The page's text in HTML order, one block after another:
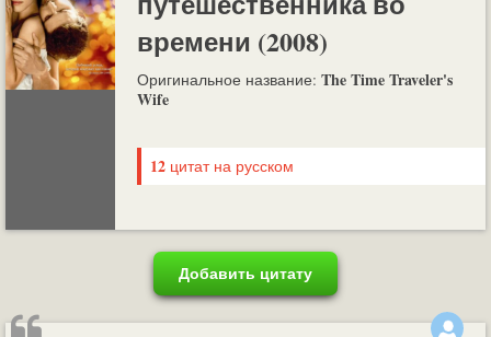
времени (2008)
Оригинальное название: The Time Traveler's
Wife
12 цитат на русском
Добавить цитату